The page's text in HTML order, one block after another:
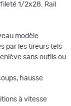
1/2x28. Rail
modèle
par les tireurs tels
sans outils ou
hausse
à vitesse